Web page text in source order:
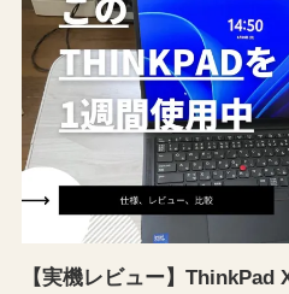
【実機レビュー】ThinkPad